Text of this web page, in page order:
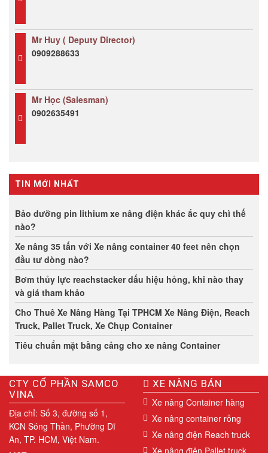
Mr Huy ( Deputy Director)
0909288633
Mr Học (Salesman)
0902635491
TIN MỚI NHẤT
Bảo dưỡng pin lithium xe nâng điện khác ắc quy chì thế
nào?
Xe nâng 35 tấn với Xe nâng container 40 feet nên chọn
đầu tư dòng nào?
Bơm thủy lực reachstacker dấu hiệu hỏng, khi nào thay
và giá tham khảo
Cho Thuê Xe Nâng Hàng Tại TPHCM Xe Nâng Điện, Reach
Truck, Pallet Truck, Xe Chụp Container
Tiêu chuẩn mặt bằng cảng cho xe nâng Container
CTY CỔ PHẦN SAMCO
VINA
Địa chỉ: Số 3, đường số 1,
KCN Sóng Thần, Phường Dĩ
An, TP. HCM, Việt Nam.
XE NÂNG BÁN
Xe nâng Container hàng
Xe nâng container rỗng
Xe nâng điện Reach truck